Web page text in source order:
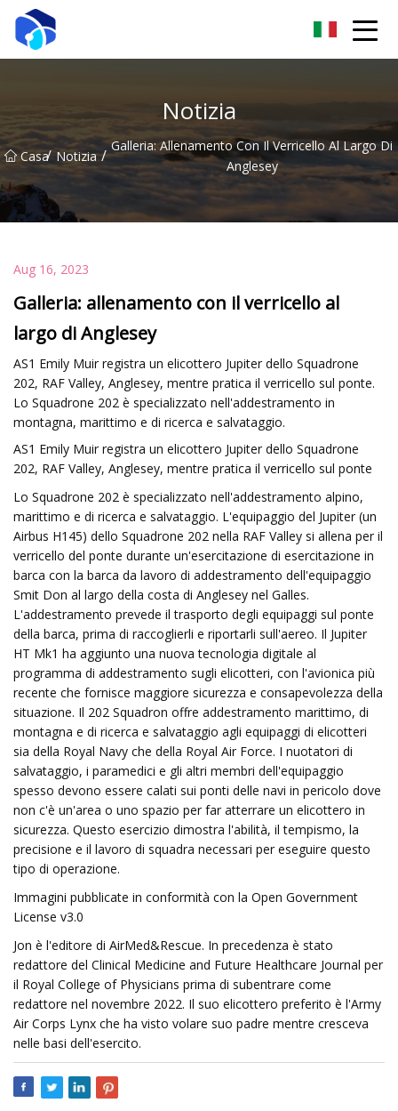
Notizia
Casa/ Notizia / Galleria: Allenamento Con Il Verricello Al Largo Di
Anglesey
Aug 16, 2023
Galleria: allenamento con il verricello al
largo di Anglesey
AS1 Emily Muir registra un elicottero Jupiter dello Squadrone
202, RAF Valley, Anglesey, mentre pratica il verricello sul ponte.
Lo Squadrone 202 è specializzato nell'addestramento in
montagna, marittimo e di ricerca e salvataggio.
AS1 Emily Muir registra un elicottero Jupiter dello Squadrone
202, RAF Valley, Anglesey, mentre pratica il verricello sul ponte
Lo Squadrone 202 è specializzato nell'addestramento alpino,
marittimo e di ricerca e salvataggio. L'equipaggio del Jupiter (un
Airbus H145) dello Squadrone 202 nella RAF Valley si allena per il
verricello del ponte durante un'esercitazione di esercitazione in
barca con la barca da lavoro di addestramento dell'equipaggio
Smit Don al largo della costa di Anglesey nel Galles.
L'addestramento prevede il trasporto degli equipaggi sul ponte
della barca, prima di raccoglierli e riportarli sull'aereo. Il Jupiter
HT Mk1 ha aggiunto una nuova tecnologia digitale al
programma di addestramento sugli elicotteri, con l'avionica più
recente che fornisce maggiore sicurezza e consapevolezza della
situazione. Il 202 Squadron offre addestramento marittimo, di
montagna e di ricerca e salvataggio agli equipaggi di elicotteri
sia della Royal Navy che della Royal Air Force. I nuotatori di
salvataggio, i paramedici e gli altri membri dell'equipaggio
spesso devono essere calati sui ponti delle navi in ​​pericolo dove
non c'è un'area o uno spazio per far atterrare un elicottero in
sicurezza. Questo esercizio dimostra l'abilità, il tempismo, la
precisione e il lavoro di squadra necessari per eseguire questo
tipo di operazione.
Immagini pubblicate in conformità con la Open Government
License v3.0
Jon è l'editore di AirMed&Rescue. In precedenza è stato
redattore del Clinical Medicine and Future Healthcare Journal per
il Royal College of Physicians prima di subentrare come
redattore nel novembre 2022. Il suo elicottero preferito è l'Army
Air Corps Lynx che ha visto volare suo padre mentre cresceva
nelle basi dell'esercito.